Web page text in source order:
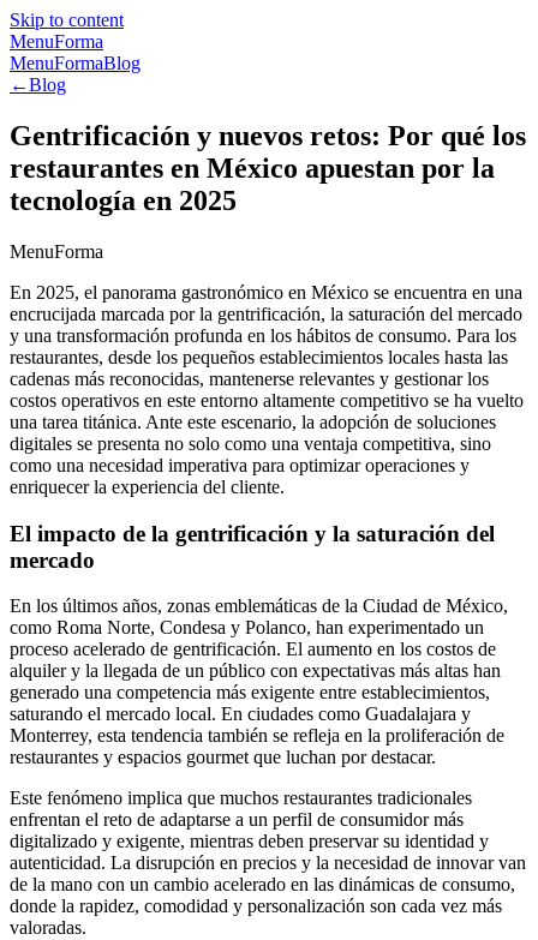
Skip to content
MenuForma
MenuFormaBlog
←Blog
Gentrificación y nuevos retos: Por qué los
restaurantes en México apuestan por la
tecnología en 2025
MenuForma
En 2025, el panorama gastronómico en México se encuentra en una
encrucijada marcada por la gentrificación, la saturación del mercado
y una transformación profunda en los hábitos de consumo. Para los
restaurantes, desde los pequeños establecimientos locales hasta las
cadenas más reconocidas, mantenerse relevantes y gestionar los
costos operativos en este entorno altamente competitivo se ha vuelto
una tarea titánica. Ante este escenario, la adopción de soluciones
digitales se presenta no solo como una ventaja competitiva, sino
como una necesidad imperativa para optimizar operaciones y
enriquecer la experiencia del cliente.
El impacto de la gentrificación y la saturación del
mercado
En los últimos años, zonas emblemáticas de la Ciudad de México,
como Roma Norte, Condesa y Polanco, han experimentado un
proceso acelerado de gentrificación. El aumento en los costos de
alquiler y la llegada de un público con expectativas más altas han
generado una competencia más exigente entre establecimientos,
saturando el mercado local. En ciudades como Guadalajara y
Monterrey, esta tendencia también se refleja en la proliferación de
restaurantes y espacios gourmet que luchan por destacar.
Este fenómeno implica que muchos restaurantes tradicionales
enfrentan el reto de adaptarse a un perfil de consumidor más
digitalizado y exigente, mientras deben preservar su identidad y
autenticidad. La disrupción en precios y la necesidad de innovar van
de la mano con un cambio acelerado en las dinámicas de consumo,
donde la rapidez, comodidad y personalización son cada vez más
valoradas.